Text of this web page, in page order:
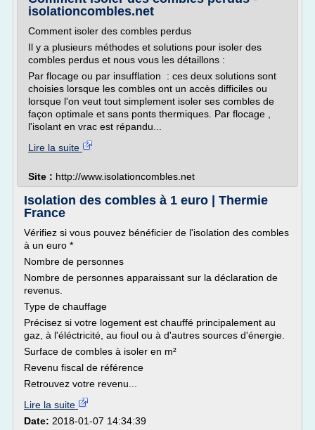
isolationcombles.net
Comment isoler des combles perdus
Il y a plusieurs méthodes et solutions pour isoler des
combles perdus et nous vous les détaillons :
Par flocage ou par insufflation : ces deux solutions sont
choisies lorsque les combles ont un accès difficiles ou
lorsque l'on veut tout simplement isoler ses combles de
façon optimale et sans ponts thermiques. Par flocage ,
l'isolant en vrac est répandu...
Lire la suite
Site : http://www.isolationcombles.net
Isolation des combles à 1 euro | Thermie
France
Vérifiez si vous pouvez bénéficier de l'isolation des combles
à un euro *
Nombre de personnes
Nombre de personnes apparaissant sur la déclaration de
revenus.
Type de chauffage
Précisez si votre logement est chauffé principalement au
gaz, à l'éléctricité, au fioul ou à d'autres sources d'énergie.
Surface de combles à isoler en m²
Revenu fiscal de référence
Retrouvez votre revenu...
Lire la suite
Date: 2018-01-07 14:34:39